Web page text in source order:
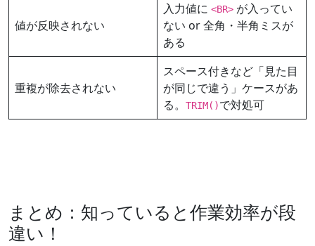
値が反映されない
入力値に <BR> が入ってい
ない or 全角・半角ミスが
ある
重複が除去されない
スペース付きなど「見た目
が同じで違う」ケースがあ
る。
TRIM()で対処可
まとめ：知っていると作業効率が段
違い！